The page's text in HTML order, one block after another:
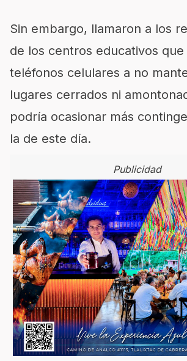
Sin embargo, llamaron a los
de los centros educativos
teléfonos celulares a no
lugares cerrados ni
podría ocasionar más
la de este día.
Publicidad